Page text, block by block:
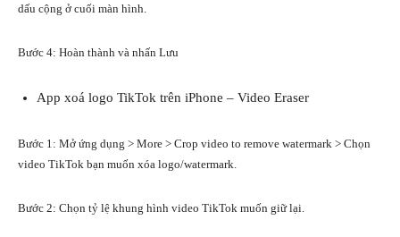
dấu cộng ở cuối màn hình.
Bước 4: Hoàn thành và nhấn Lưu
App xoá logo TikTok trên iPhone – Video Eraser
Bước 1: Mở ứng dụng > More > Crop video to remove watermark > Chọn
video TikTok bạn muốn xóa logo/watermark.
Bước 2: Chọn tỷ lệ khung hình video TikTok muốn giữ lại.